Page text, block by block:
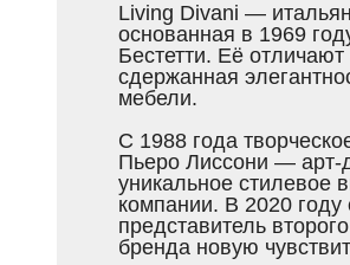
Living Divani —
основанная в 1969
Бестетти. Её
сдержанная
мебели.
С 1988 года
Пьеро Лиссони — арт-
уникальное стилевое
компании. В 2020 году
представитель
бренда новую